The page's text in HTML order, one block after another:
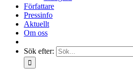
Författare
Pressinfo
Aktuellt
Om oss
Sök efter: